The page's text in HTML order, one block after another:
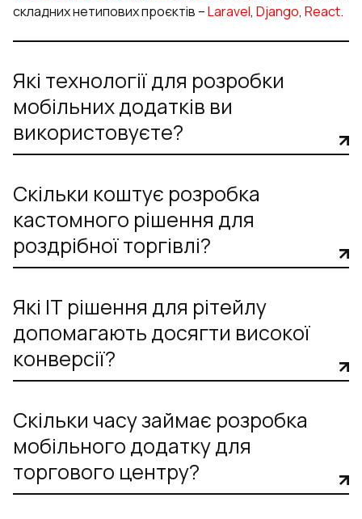
складних нетипових проєктів –Laravel, Django, React.
Які технології для розробки
мобільних додатків ви
використовуєте?
Скільки коштує розробка
кастомного рішення для
роздрібної торгівлі?
Які ІТ рішення для рітейлу
допомагають досягти високої
конверсії?
Скільки часу займає розробка
мобільного додатку для
торгового центру?